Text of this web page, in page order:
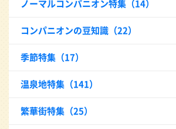
ノーマルコンパニオン特集（14）
コンパニオンの豆知識（22）
季節特集（17）
温泉地特集（141）
繁華街特集（25）